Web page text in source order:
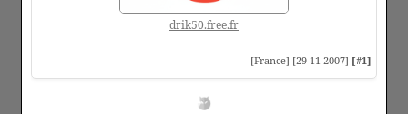
drik50.free.fr
[France] [29-11-2007] [#1]